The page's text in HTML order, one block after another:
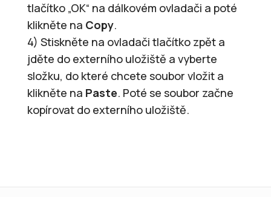
tlačítko „OK“ na dálkovém ovladači a poté
klikněte na Copy.
4) Stiskněte na ovladači tlačítko zpět a
jděte do externího uložiště a vyberte
složku, do které chcete soubor vložit a
klikněte na Paste. Poté se soubor začne
kopírovat do externího uložiště.